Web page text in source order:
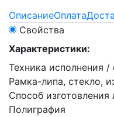
ОписаниеОплата
Свойства
Характеристики:
Техника исполнения /
Рамка-липа, стекло,
Способ изготовления
Полиграфия